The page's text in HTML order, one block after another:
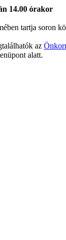
14.00 órakor
tartja soron
az
alatt.